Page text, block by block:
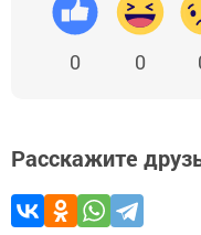
0 0
Расскажите